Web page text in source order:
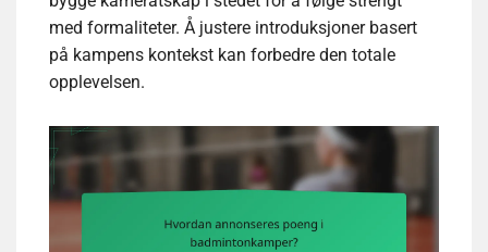
med formaliteter. Å justere introduksjoner basert
på kampens kontekst kan forbedre den totale
opplevelsen.